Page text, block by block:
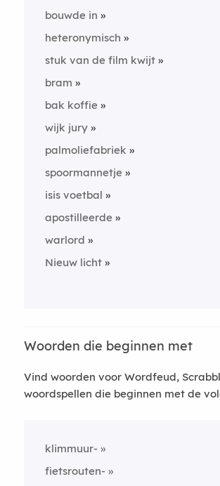
bouwde in
heteronymisch
stuk van de film kwijt
bram
bak koffie
wijk jury
palmoliefabriek
spoormannetje
isis voetbal
apostilleerde
warlord
Nieuw licht
Woorden die beginnen met
Vind woorden voor Wordfeud,
woordspellen die beginnen met de
klimmuur-
fietsrouten-